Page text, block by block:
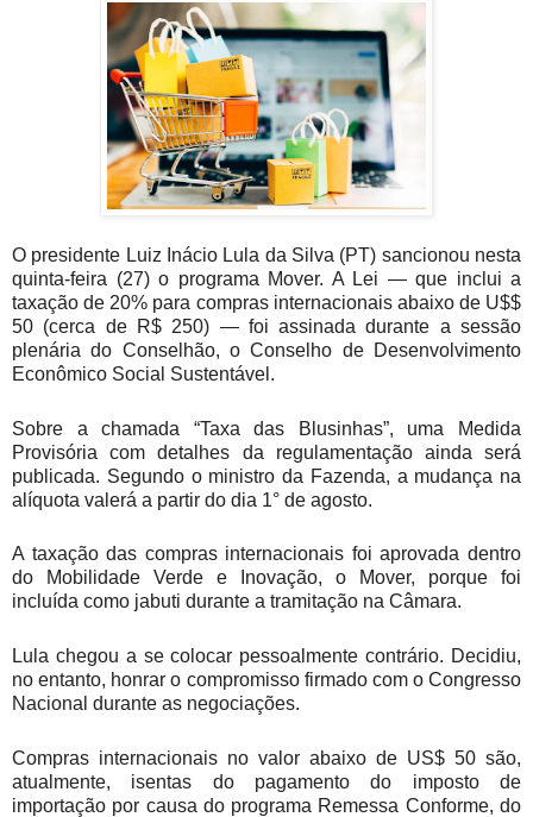
O presidente Luiz Inácio Lula da Silva (PT) sancionou nesta
quinta-feira (27) o programa Mover. A Lei — que inclui a
taxação de 20% para compras internacionais abaixo de U$$
50 (cerca de R$ 250) — foi assinada durante a sessão
plenária do Conselhão, o Conselho de Desenvolvimento
Econômico Social Sustentável.
Sobre a chamada “Taxa das Blusinhas”, uma Medida
Provisória com detalhes da regulamentação ainda será
publicada. Segundo o ministro da Fazenda, a mudança na
alíquota valerá a partir do dia 1° de agosto.
A taxação das compras internacionais foi aprovada dentro
do Mobilidade Verde e Inovação, o Mover, porque foi
incluída como jabuti durante a tramitação na Câmara.
Lula chegou a se colocar pessoalmente contrário. Decidiu,
no entanto, honrar o compromisso firmado com o Congresso
Nacional durante as negociações.
Compras internacionais no valor abaixo de US$ 50 são,
atualmente, isentas do pagamento do imposto de
importação por causa do programa Remessa Conforme, do